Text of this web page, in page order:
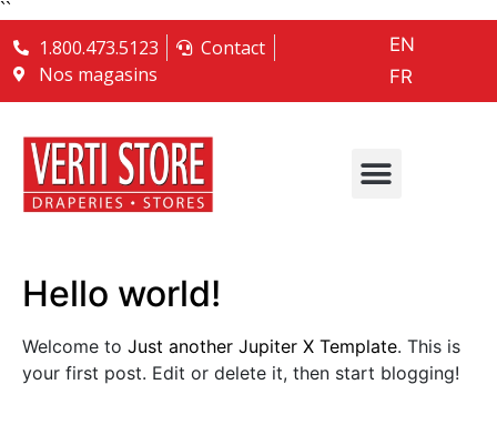
``
1.800.473.5123
Contact
Nos magasins
EN
FR
Hello world!
Welcome to Just another Jupiter X Template. This is
your first post. Edit or delete it, then start blogging!